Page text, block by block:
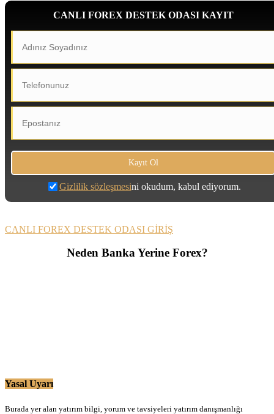
CANLI FOREX DESTEK ODASI KAYIT
Gizlilik sözleşmesini okudum, kabul ediyorum.
CANLI FOREX DESTEK ODASI GİRİŞ
Neden Banka Yerine Forex?
Yasal Uyarı
Burada yer alan yatırım bilgi, yorum ve tavsiyeleri yatırım danışmanlığı